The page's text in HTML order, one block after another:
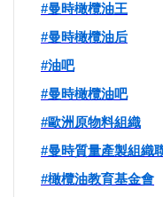
都市發展與都市建設
財務金融/稅制改革
選舉/民調
觀光旅遊
#曼時橄欖油王
#曼時橄欖油后
#油吧
#曼時橄欖油吧
#歐洲原物料組織
#曼時質量產製組織
#橄欖油教育基金會